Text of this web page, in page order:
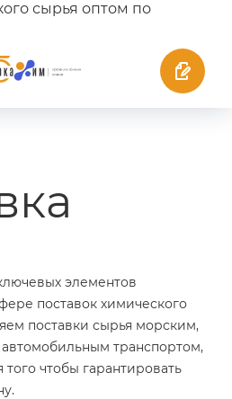
сырья оптом по
элементов
поставок химического
поставки сырья морским,
транспортом,
чтобы гарантировать